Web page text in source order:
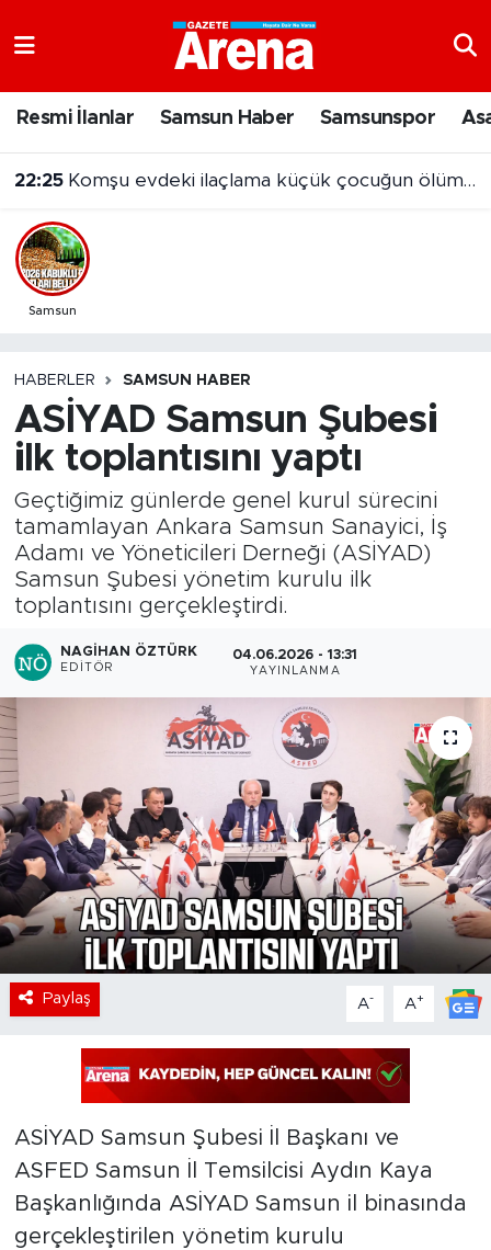
Resmi İlanlar Samsun Haber Samsunspor
22:25 Komşu evdeki ilaçlama küçük çocuğun ölümüne neden oldu
Samsun
HABERLER SAMSUN HABER
ASİYAD Samsun Şubesi
ilk toplantısını yaptı
Geçtiğimiz günlerde genel kurul sürecini
tamamlayan Ankara Samsun Sanayici, İş
Adamı ve Yöneticileri Derneği (ASİYAD)
Samsun Şubesi yönetim kurulu ilk
toplantısını gerçekleştirdi.
NAGIHAN ÖZTÜRK
EDITÖR
04.06.2026 - 13:31
YAYINLANMA
Paylaş A- A+
ASİYAD Samsun Şubesi İl Başkanı ve
ASFED Samsun İl Temsilcisi Aydın Kaya
Başkanlığında ASİYAD Samsun il binasında
gerçekleştirilen yönetim kurulu
Samsun Namaz Vakitleri
Trafik Durumu
Süper Lig Puan Durumu ve Fikstür
Son Dakika Haberleri
Haber Arşivi